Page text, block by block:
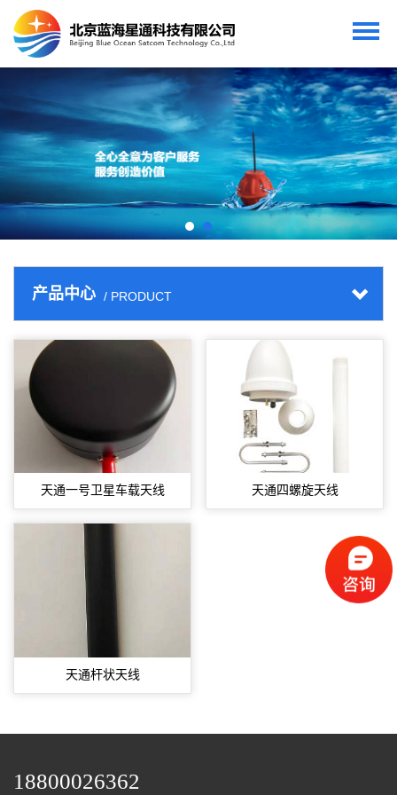
产品中心 / PRODUCT
天通一号卫星车载天线 天通四螺旋天线
天通杆状天线
18800026362